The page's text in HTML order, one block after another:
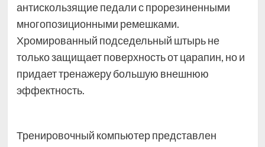
антискользящие педали с прорезиненными
многопозиционными ремешками.
Хромированный подседельный штырь не
только защищает поверхность от царапин, но и
придает тренажеру большую внешнюю
эффектность.
Тренировочный компьютер представлен